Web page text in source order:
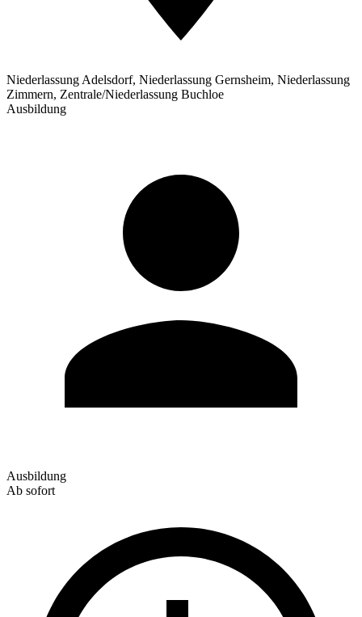
Niederlassung Adelsdorf, Niederlassung Gernsheim, Niederlassung
Zimmern, Zentrale/Niederlassung Buchloe
Ausbildung
Ausbildung
Ab sofort